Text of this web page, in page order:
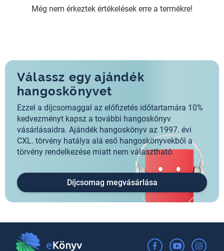
Még nem érkeztek értékelések erre a termékre!
Válassz egy ajándék
hangoskönyvet
Ezzel a díjcsomaggal az előfizetés időtartamára 10%
kedvezményt kapsz a további hangoskönyv
vásárlásaidra. Ajándék hangoskönyv az 1997. évi
CXL. törvény hatálya alá eső hangoskönyvekből a
törvény rendelkezése miatt nem választható.
Díjcsomag megvásárlása